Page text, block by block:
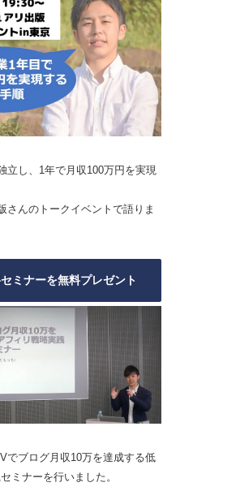
立し、1年で月収100万円を実現
さんのトークイベントで語りま
ミナーを無料プレゼント
でブログ月収10万を達成する低
ミナーを行いました。